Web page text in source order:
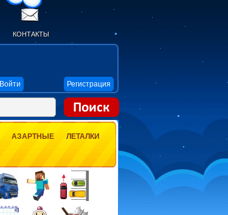
КОНТАКТЫ
Войти Регистрация
АЗАРТНЫЕ
ЛЕТАЛКИ